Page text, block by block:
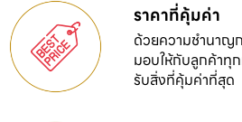
ราคาที่คุ้มค่า
ด้วยความชำนาญ
มอบให้กับลูกค้าทุก
รับสิ่งที่คุ้มค่าที่สุด